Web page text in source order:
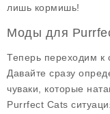
лишь кормишь!
Моды для
Теперь переходим к
Давайте сразу
чуваки, которые
Purrfect Cats